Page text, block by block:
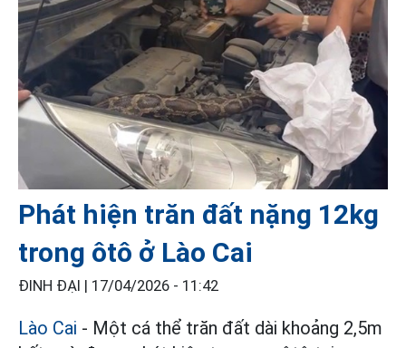
Phát hiện trăn đất nặng 12kg
trong ôtô ở Lào Cai
ĐINH ĐẠI | 17/04/2026 - 11:42
Lào Cai - Một cá thể trăn đất dài khoảng 2,5m